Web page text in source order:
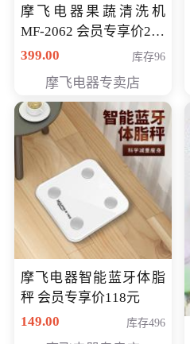
摩飞电器果蔬清洗机
MF-2062 会员专享价268
元
399.00 库存96
摩飞电器专卖店
摩飞电器智能蓝牙体脂
秤 会员专享价118元
149.00
库存496